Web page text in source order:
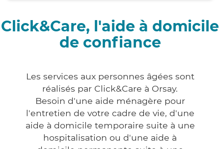
Click&Care, l'aide à domicile
de confiance
Les services aux personnes âgées sont
réalisés par Click&Care à Orsay.
Besoin d'une aide ménagère pour
l'entretien de votre cadre de vie, d'une
aide à domicile temporaire suite à une
hospitalisation ou d'une aide à